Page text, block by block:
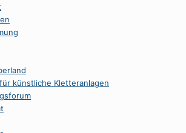
künstliche Kletteranlagen